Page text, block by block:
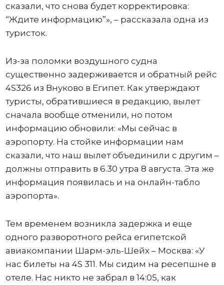
сказали, что снова будет корректировка:
“Ждите информацию”», – рассказала одна из
туристок.
Из-за поломки воздушного судна
существенно задерживается и обратный рейс
4S326 из Внуково в Египет. Как утверждают
туристы, обратившиеся в редакцию, вылет
сначала вообще отменили, но потом
информацию обновили: «Мы сейчас в
аэропорту. На стойке информации нам
сказали, что наш вылет объединили с другим –
должны отправить в 6.30 утра 8 августа. Эта же
информация появилась и на онлайн-табло
аэропорта».
Тем временем возникла задержка и еще
одного разворотного рейса египетской
авиакомпании Шарм-эль-Шейх – Москва: «У
нас билеты на 4S 311. Мы сидим на ресепшне в
отеле. Нас никто не забрал в 14:05, как